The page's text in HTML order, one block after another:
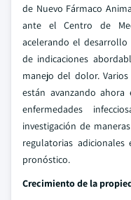
de Nuevo Fármaco
ante el Centro de
acelerando el
de indicaciones
manejo del dolor.
están avanzando
enfermedades
investigación de
regulatorias
pronóstico.
Crecimiento de la